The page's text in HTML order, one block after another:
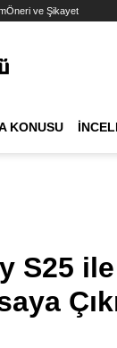
Öneri ve Şikayet
KONUSU
S25